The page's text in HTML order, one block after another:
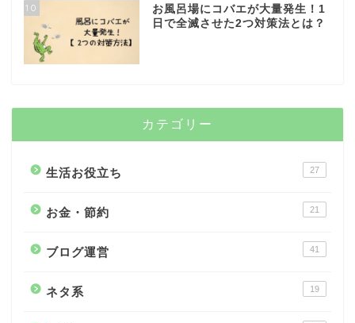
10
お風呂場にコバエが大量発生！1
日で全滅させた2つ対策法とは？
カテゴリー
生活お役立ち 27
お金・節約 21
ブログ運営 41
ネタ系 19